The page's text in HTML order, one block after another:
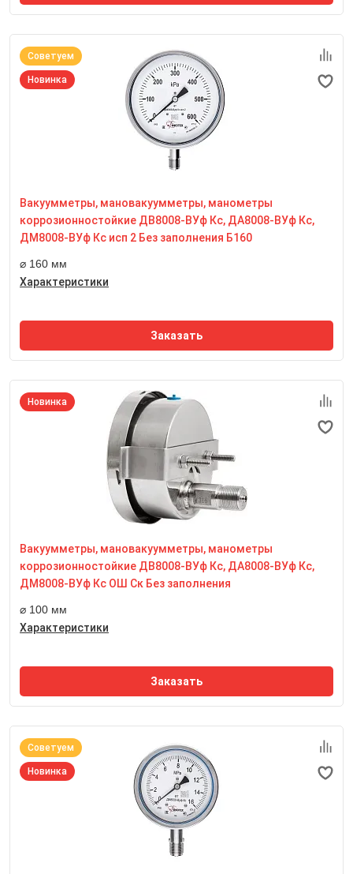
Советуем
Новинка
Вакуумметры, мановакуумметры, манометры
коррозионностойкие ДВ8008-ВУф Кс, ДА8008-ВУф Кс,
ДМ8008-ВУф Кс исп 2 Без заполнения Б160
⌀ 160 мм
Характеристики
Номинальный диаметр корпуса
Степень пылевлагозащиты
Резьба присоединительного штуцера
Размер квадрата под ключ, мм
Заказать
Новинка
Вакуумметры, мановакуумметры, манометры
коррозионностойкие ДВ8008-ВУф Кс, ДА8008-ВУф Кс,
ДМ8008-ВУф Кс ОШ Ск Без заполнения
⌀ 100 мм
Характеристики
Номинальный диаметр корпуса
Класс точности
Степень пылевлагозащиты
Резьба присоединительного штуцера
Размер квадрата под ключ, мм
Заказать
Советуем
Новинка
Номинальный диаметр корпуса